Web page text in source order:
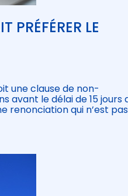
PRÉFÉRER LE
une clause de non-
avant le délai de 15 jours
renonciation qui n’est